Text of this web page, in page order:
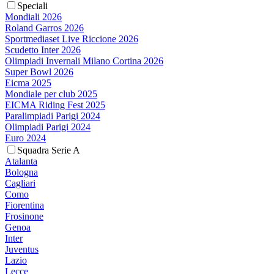
Speciali
Mondiali 2026
Roland Garros 2026
Sportmediaset Live Riccione 2026
Scudetto Inter 2026
Olimpiadi Invernali Milano Cortina 2026
Super Bowl 2026
Eicma 2025
Mondiale per club 2025
EICMA Riding Fest 2025
Paralimpiadi Parigi 2024
Olimpiadi Parigi 2024
Euro 2024
Squadra Serie A
Atalanta
Bologna
Cagliari
Como
Fiorentina
Frosinone
Genoa
Inter
Juventus
Lazio
Lecce